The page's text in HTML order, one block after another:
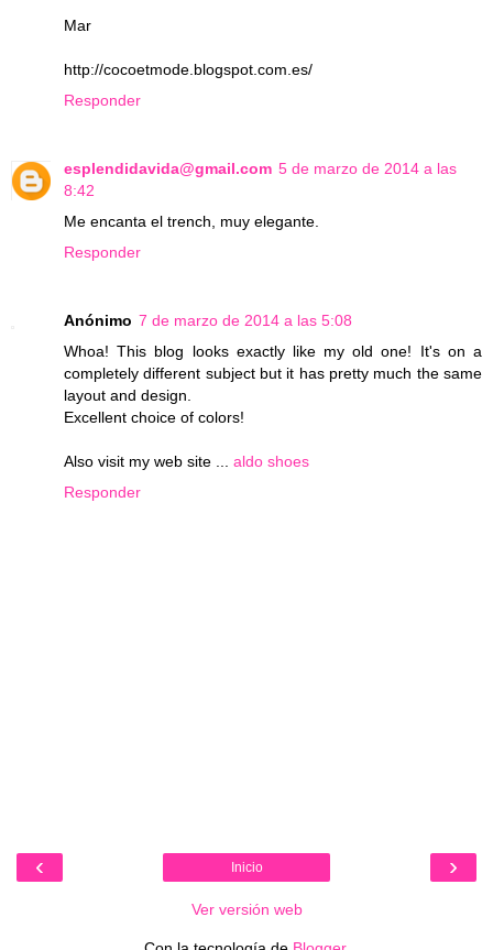
Mar
http://cocoetmode.blogspot.com.es/
Responder
esplendidavida@gmail.com 5 de marzo de 2014 a las
8:42
Me encanta el trench, muy elegante.
Responder
Anónimo 7 de marzo de 2014 a las 5:08
Whoa! This blog looks exactly like my old one! It's on a
completely different subject but it has pretty much the same
layout and design.
Excellent choice of colors!
Also visit my web site ... aldo shoes
Responder
‹ ›
Inicio
Ver versión web